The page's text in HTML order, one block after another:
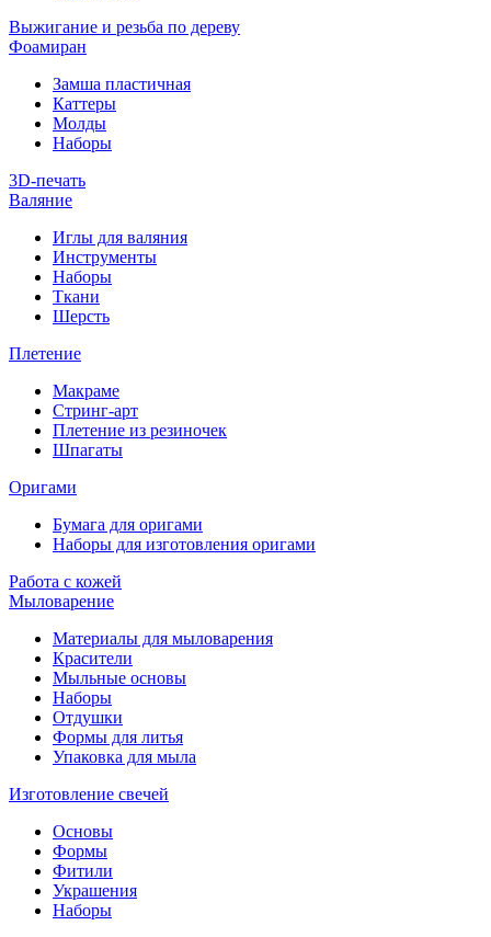
Выжигание и резьба по дереву
Фоамиран
Замша пластичная
Каттеры
Молды
Наборы
3D-печать
Валяние
Иглы для валяния
Инструменты
Наборы
Ткани
Шерсть
Плетение
Макраме
Стринг-арт
Плетение из резиночек
Шпагаты
Оригами
Бумага для оригами
Наборы для изготовления оригами
Работа с кожей
Мыловарение
Материалы для мыловарения
Красители
Мыльные основы
Наборы
Отдушки
Формы для литья
Упаковка для мыла
Изготовление свечей
Основы
Формы
Фитили
Украшения
Наборы